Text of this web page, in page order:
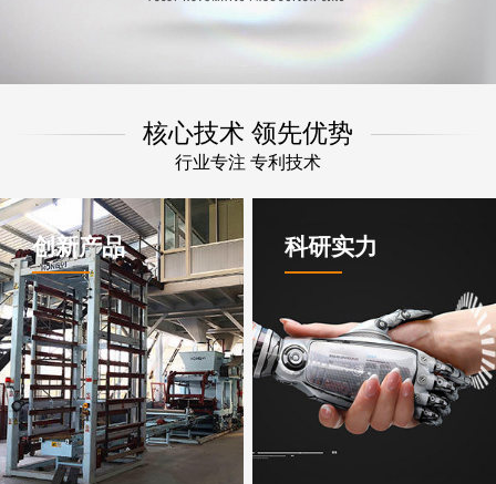
Video
核心技术 领先优势
行业专注 专利技术
创新产品 科研实力